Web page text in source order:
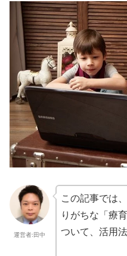
運営者:田中
この記事では
りがちな「療
ついて、活用